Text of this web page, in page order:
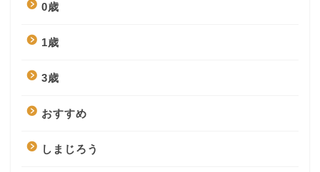
0歳
1歳
3歳
おすすめ
しまじろう